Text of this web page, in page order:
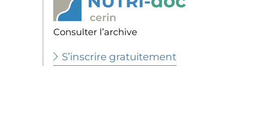
Consulter l’archive
S’inscrire gratuitement